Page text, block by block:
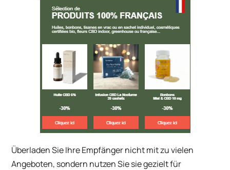
Überladen Sie Ihre Empfänger nicht mit zu vielen
Angeboten, sondern nutzen Sie sie gezielt für